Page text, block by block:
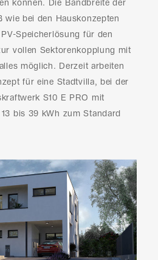
können. Die Bandbreite der
wie bei den Hauskonzepten
Speicherlösung für den
vollen Sektorenkopplung mit
möglich. Derzeit arbeiten
für eine Stadtvilla, bei der
S10 E PRO mit
bis 39 kWh zum Standard